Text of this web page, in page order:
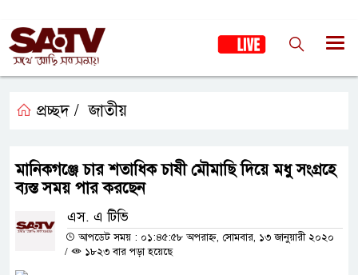
প্রচ্ছদ / জাতীয়
মানিকগঞ্জে চার শতাধিক চাষী মৌমাছি দিয়ে মধু সংগ্রহে
ব্যস্ত সময় পার করছেন
এস. এ টিভি
আপডেট সময় : ০১:৪৫:৫৮ অপরাহ্ন, সোমবার, ১৩ জানুয়ারী ২০২০
/
১৮২৩ বার পড়া হয়েছে